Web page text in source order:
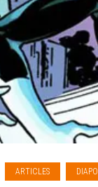
ARTICLES DIAPO